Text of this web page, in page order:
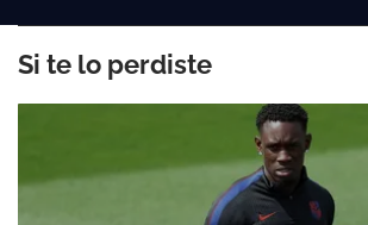
Si te lo perdiste